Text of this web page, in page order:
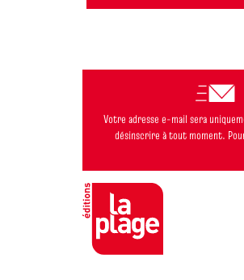
Votre adresse e-mail sera
désinscrire à tout moment.